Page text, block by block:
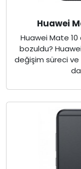
Huawei
Huawei Mate
bozuldu?
değişim süreci ve